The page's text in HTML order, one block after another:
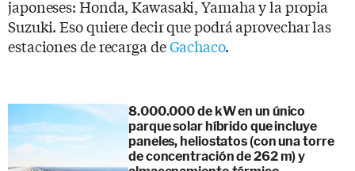
japoneses: Honda, Kawasaki, Yamaha y la propia
Suzuki. Eso quiere decir que podrá aprovechar las
estaciones de recarga deGachaco.
8.000.000 de kW en un único
parque solar híbrido que incluye
paneles, heliostatos (con una torre
de concentración de 262 m) y